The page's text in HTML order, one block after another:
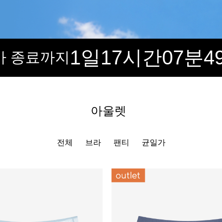
종료까지 1일 17시간07분
아울렛
전체 브라 팬티 균일가